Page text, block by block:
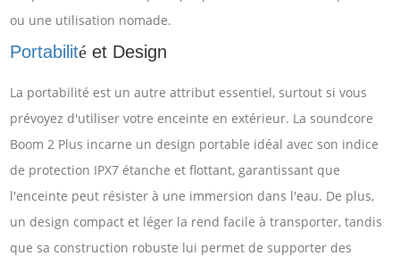
ou une utilisation nomade.
Portabilité et Design
La portabilité est un autre attribut essentiel, surtout si vous
prévoyez d'utiliser votre enceinte en extérieur. La soundcore
Boom 2 Plus incarne un design portable idéal avec son indice
de protection IPX7 étanche et flottant, garantissant que
l'enceinte peut résister à une immersion dans l'eau. De plus,
un design compact et léger la rend facile à transporter, tandis
que sa construction robuste lui permet de supporter des